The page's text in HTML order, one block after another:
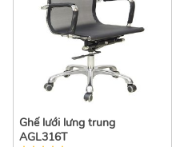
Ghế lưới lưng trung
AGL316T